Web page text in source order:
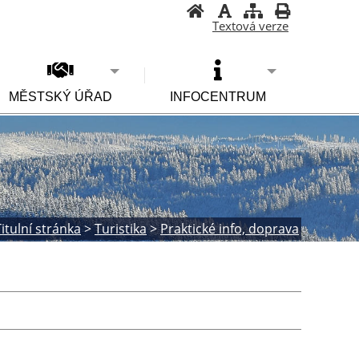
Textová verze
MĚSTSKÝ ÚŘAD INFOCENTRUM
stránka>Turistika>Praktické info, doprava